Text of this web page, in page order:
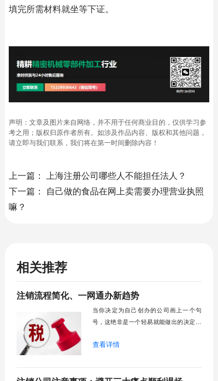
填完所需材料就坐等下证。
声明：文章及图片来自网络，并不用于任何商业目的，仅供学习参
考之用；版权归原作者所有。如涉及作品内容、版权和其他问题，
请立即与我们联系，我们将在第一时间删除内容！
上一篇： 上海注册公司哪些人不能担任法人？
下一篇： 自己做的食品在网上卖需要办理营业执照
嘛？
相关推荐
注销流程简化、一网通办新趋势
当你决定为自己创办的公司画上一个句
号，这绝非是一个轻易就能做出的决定，
象里，常常是复杂、耗时且充满挑战的代
优化营商环境，各地已经推出了多项便利
查看详情